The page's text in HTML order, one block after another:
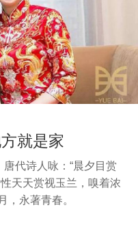
就是家
唐代诗人咏：“晨夕目赏
天天赏视玉兰，嗅着浓
，永著青春。